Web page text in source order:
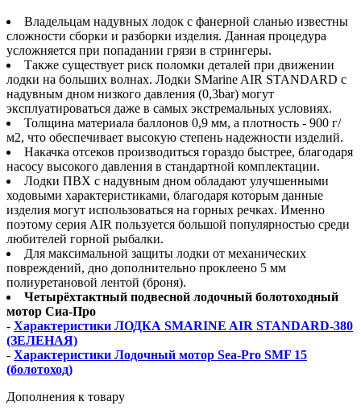
Владельцам надувных лодок с фанерной сланью известны
сложности сборки и разборки изделия. Данная процедура
усложняется при попадании грязи в стрингеры.
Также существует риск поломки деталей при движении
лодки на больших волнах. Лодки SMarine AIR STANDARD с
надувным дном низкого давления (0,3bar) могут
эксплуатироваться даже в самых экстремальных условиях.
Толщина материала баллонов 0,9 мм, а плотность - 900 г/
м2, что обеспечивает высокую степень надежности изделий.
Накачка отсеков производиться гораздо быстрее, благодаря
насосу высокого давления в стандартной комплектации.
Лодки ПВХ с надувным дном обладают улучшенными
ходовыми характеристиками, благодаря которым данные
изделия могут использоваться на горных речках. Именно
поэтому серия AIR пользуется большой популярностью среди
любителей горной рыбалки.
Для максимальной защиты лодки от механических
повреждений, дно дополнительно проклеено 5 мм
полиуретановой лентой (броня).
Четырёхтактный подвесной лодочный болотоходный
мотор Сиа-Про
- Характеристики ЛОДКА SMARINE AIR STANDARD-380
(ЗЕЛЕНАЯ)
- Характеристики Лодочный мотор Sea-Pro SMF 15
(болотоход)
Дополнения к товару